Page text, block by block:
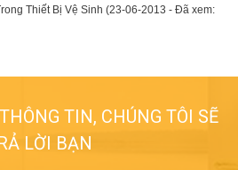
Thiết Bị Vệ Sinh (23-06-2013 - Đã xem:
TIN, CHÚNG TÔI SẼ
LỜI BẠN
lối kiến trúc “nhà trong nhà”
- Trung tâm trẻ em Pinocchio là dự án